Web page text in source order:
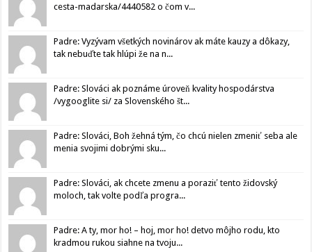
cesta-madarska/4440582 o čom v...
Padre: Vyzývam všetkých novinárov ak máte kauzy a dôkazy,
tak nebuďte tak hlúpi že na n...
Padre: Slováci ak poznáme úroveň kvality hospodárstva
/vygooglite si/ za Slovenského št...
Padre: Slováci, Boh žehná tým, čo chcú nielen zmeniť seba ale
menia svojimi dobrými sku...
Padre: Slováci, ak chcete zmenu a poraziť tento židovský
moloch, tak volte podľa progra...
Padre: A ty, mor ho! – hoj, mor ho! detvo môjho rodu, kto
kradmou rukou siahne na tvoju...